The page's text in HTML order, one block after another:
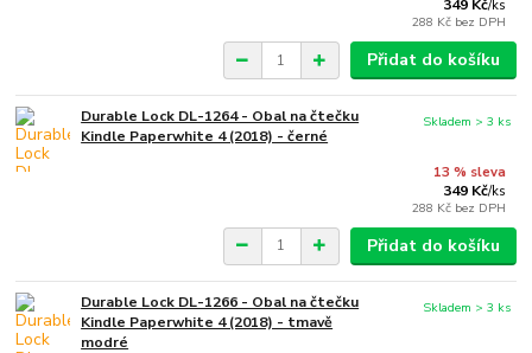
349 Kč/ks
288 Kč bez DPH
Přidat do košíku
Durable Lock DL-1264 - Obal na čtečku
Kindle Paperwhite 4 (2018) - černé
13 % sleva
349 Kč/ks
288 Kč bez DPH
Skladem > 3 ks
Přidat do košíku
Durable Lock DL-1266 - Obal na čtečku
Kindle Paperwhite 4 (2018) - tmavě
modré
Skladem > 3 ks